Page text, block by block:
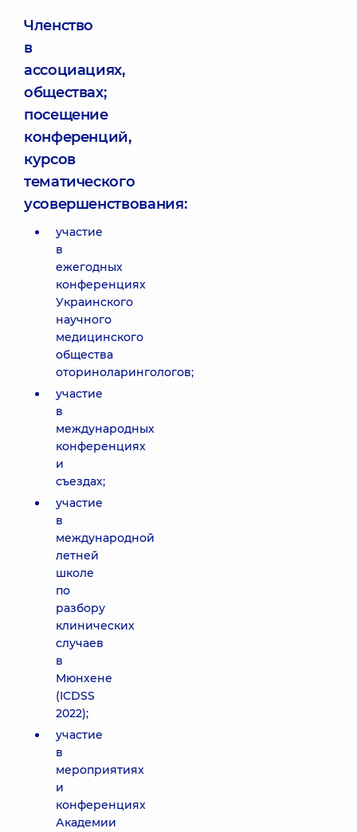
Членство
в
ассоциациях,
обществах;
посещение
конференций,
курсов
тематического
усовершенствования:
участие
в
ежегодных
конференциях
Украинского
научного
медицинского
общества
оториноларингологов;
участие
в
международных
конференциях
и
съездах;
участие
в
международной
летней
школе
по
разбору
клинических
случаев
в
Мюнхене
(ICDSS
2022);
участие
в
мероприятиях
и
конференциях
Академии